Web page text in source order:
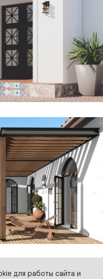
для работы сайта и